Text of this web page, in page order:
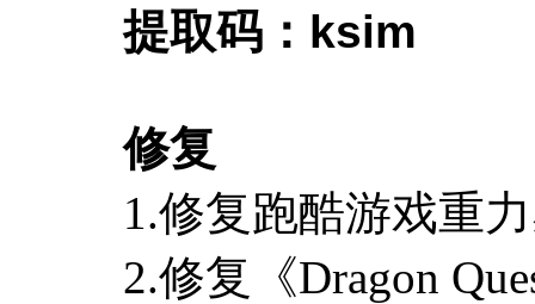
提取码： ksim
修复
1.修复跑酷游戏重
2.修复《Dragon